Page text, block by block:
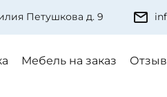
Петушкова д. 9
Мебель на заказ